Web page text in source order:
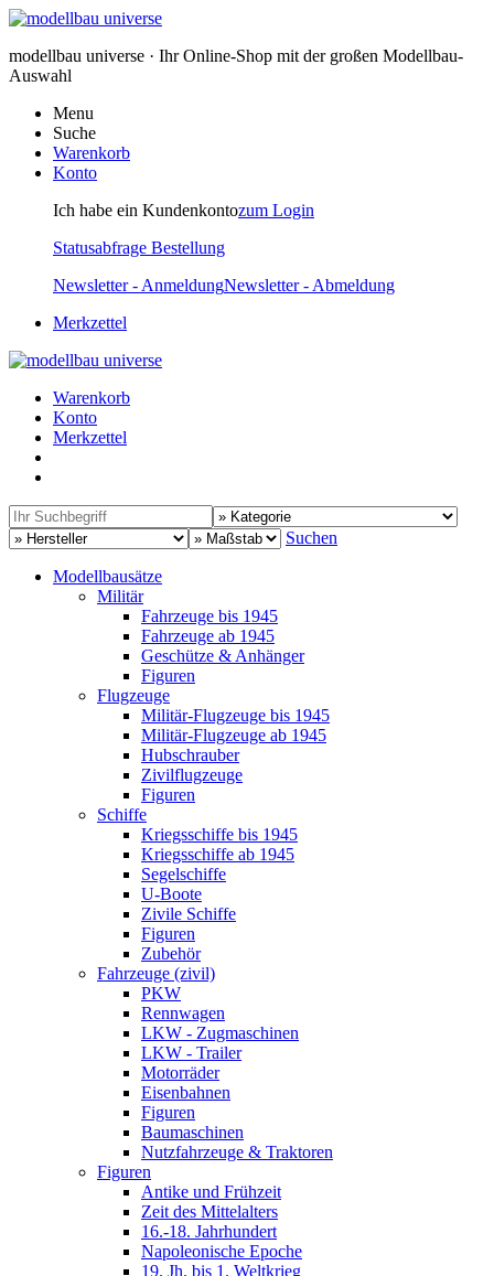
modellbau universe · Ihr Online-Shop mit der großen Modellbau-
Auswahl
Menu
Suche
Warenkorb
Konto
Ich habe ein Kundenkontozum Login
Statusabfrage Bestellung
Newsletter - AnmeldungNewsletter - Abmeldung
Merkzettel
Warenkorb
Konto
Merkzettel
Suchen
Modellbausätze
Militär
Fahrzeuge bis 1945
Fahrzeuge ab 1945
Geschütze & Anhänger
Figuren
Flugzeuge
Militär-Flugzeuge bis 1945
Militär-Flugzeuge ab 1945
Hubschrauber
Zivilflugzeuge
Figuren
Schiffe
Kriegsschiffe bis 1945
Kriegsschiffe ab 1945
Segelschiffe
U-Boote
Zivile Schiffe
Figuren
Zubehör
Fahrzeuge (zivil)
PKW
Rennwagen
LKW - Zugmaschinen
LKW - Trailer
Motorräder
Eisenbahnen
Figuren
Baumaschinen
Nutzfahrzeuge & Traktoren
Figuren
Antike und Frühzeit
Zeit des Mittelalters
16.-18. Jahrhundert
Napoleonische Epoche
19. Jh. bis 1. Weltkrieg